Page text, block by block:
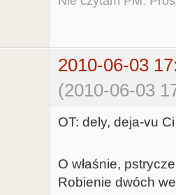
2010-06-03
(2010-06-03
OT: dely, deja-vu
O właśnie,
Robienie dwóch